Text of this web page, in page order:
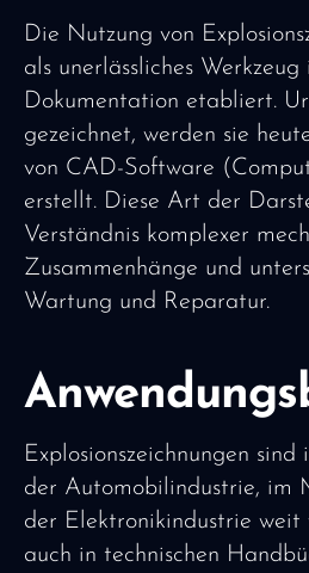
Die Nutzung von
als unerlässliches
Dokumentation etabliert.
gezeichnet, werden sie
von CAD-Software
erstellt. Diese Art der
Verständnis komplexer
Zusammenhänge und
Wartung und Reparatur.
Explosionszeichnungen
der Automobilindustrie, im
der Elektronikindustrie
auch in technischen